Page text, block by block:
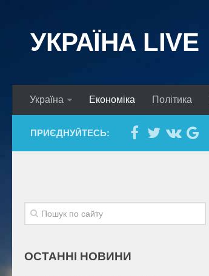
УКРАЇНА LIVE
Україна Економіка Політика
ПРИЄДНУЙТЕСЬ:
ОСТАННІ НОВИНИ